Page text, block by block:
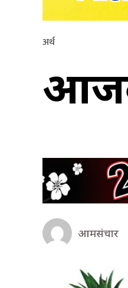
अर्थ
आमसंचार